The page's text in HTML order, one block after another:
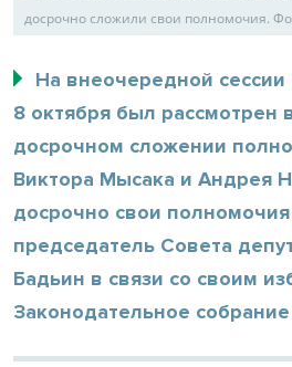
досрочно сложили свои полномочия.
На внеочередной сессии
8 октября был рассмотрен
досрочном сложении
Виктора Мысака и Андрея
досрочно свои
председатель Совета
Бадьин в связи со своим
Законодательное